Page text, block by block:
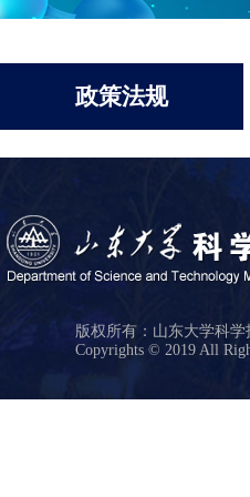
政策法规
版权所有：山东大学科
Copyrights © 2019 All